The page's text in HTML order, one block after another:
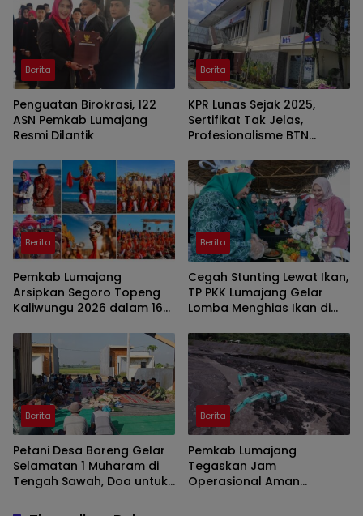
Berita
Penguatan Birokrasi, 122
ASN Pemkab Lumajang
Resmi Dilantik
Berita
KPR Lunas Sejak 2025,
Sertifikat Tak Jelas,
Profesionalisme BTN
Berita
Pemkab Lumajang
Arsipkan Segoro Topeng
Kaliwungu 2026 dalam 160
Berita
Cegah Stunting Lewat Ikan,
TP PKK Lumajang Gelar
Lomba Menghias Ikan di
Berita
Petani Desa Boreng Gelar
Selamatan 1 Muharam di
Tengah Sawah, Doa untuk
Berita
Pemkab Lumajang
Tegaskan Jam
Operasional Aman